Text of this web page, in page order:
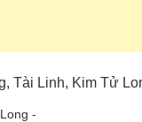
Tài Linh, Kim Tử
-